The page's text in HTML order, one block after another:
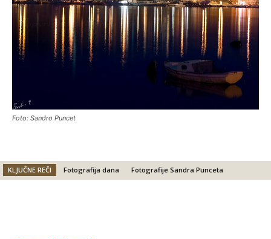
Foto: Sandro Puncet
KLJUČNE REČI Fotografija dana Fotografije Sandra Punceta